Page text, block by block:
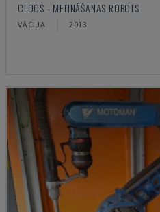
CLOOS - METINĀŠANAS ROBOTS
VĀCIJA 2013